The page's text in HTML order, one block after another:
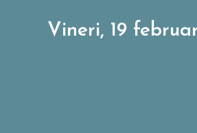
Vineri, 19